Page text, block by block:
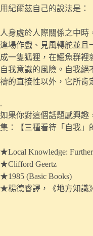
用紀爾茲自己的說法是：
人身處於人際關係之中時
逢場作戲、見風轉舵並且
成一隻狐狸，在鱷魚群
自我意識的風險。自我絕
禱的直接性以外，它所肯
.
如果你對這個話題感興趣
集：【三種看待「自我」
★Local Knowledge:
★Clifford Geertz
★1985 (Basic Books)
★楊德睿譯，《地方知識》